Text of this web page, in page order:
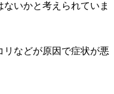
いかと考えられていま
リなどが原因で症状が悪